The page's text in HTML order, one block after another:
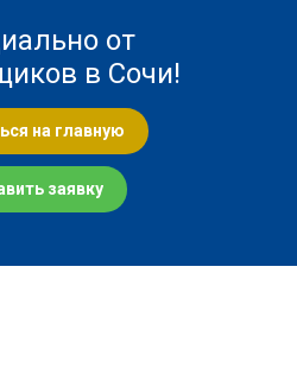
от
в Сочи!
на главную
заявку